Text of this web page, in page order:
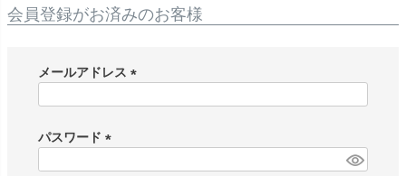
会員登録がお済みのお客様
メールアドレス
)
パスワード